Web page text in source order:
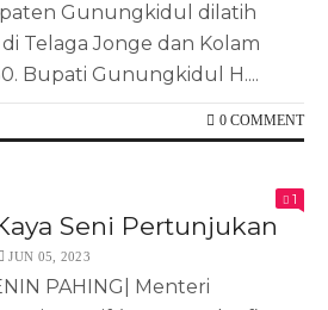
Gunungkidul dilatih
Telaga Jonge dan Kolam
Bupati Gunungkidul H....
0 COMMENT
1
Seni Pertunjukan
JUN 05, 2023
PAHING| Menteri